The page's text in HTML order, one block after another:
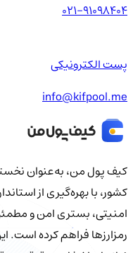
021-91098404
پست الکترونیکی
info@kifpool.me
کیف‌ پول من، به‌عنوان
کشور، با بهره‌گیری از
امنیتی، بستری امن و
رمزارزها فراهم کرده است.